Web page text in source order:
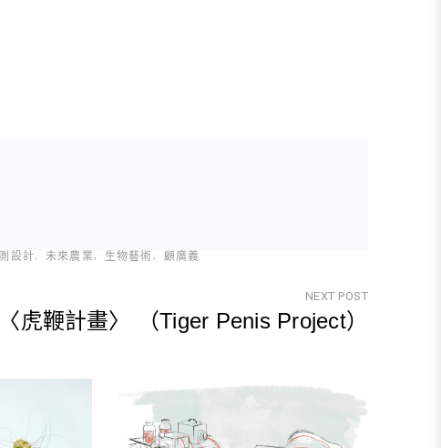
設計 未來農業 生物藝術 顧廣義
NEXT POST
〈虎鞭計畫〉 （Tiger Penis Project）